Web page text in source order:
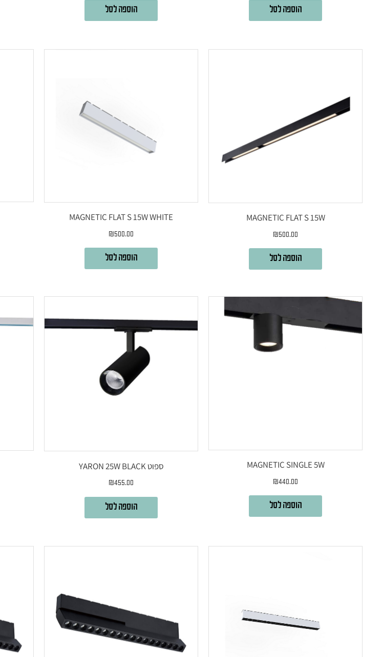
הוספה לסל הוספה לסל
MAGNETIC FLAT S 15W
₪500.00
הוספה לסל
MAGNETIC FLAT S 15W WHITE
₪500.00
הוספה לסל
MAGNETIC SINGLE 5W
₪440.00
הוספה לסל
ספוט YARON 25W BLACK
₪455.00
הוספה לסל